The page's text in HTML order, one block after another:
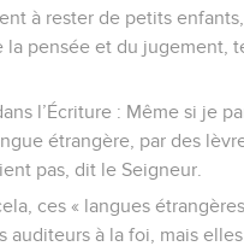
à rester de petits
la pensée et du jugement,
l’Écriture : Même si je
étrangère, par des
pas, dit le Seigneur.
ces « langues
auditeurs à la foi, mais